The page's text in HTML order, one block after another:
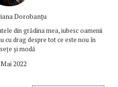
Dorobanțu
din grădina mea, iubesc oamenii
cu drag despre tot ce este nou în
și modă
2022